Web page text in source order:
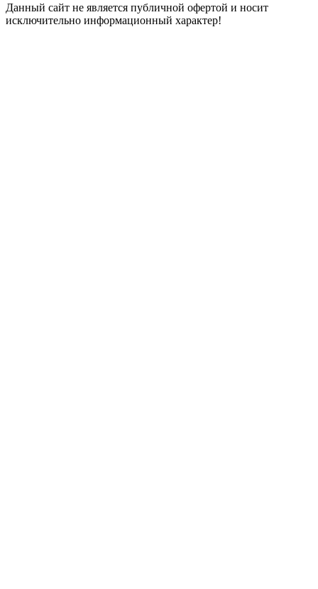
Данный сайт не является публичной офертой и носит
исключительно информационный характер!